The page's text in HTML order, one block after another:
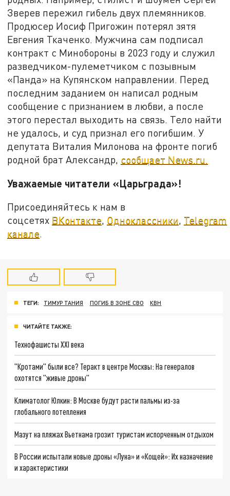
Зверев пережил гибель двух племянников.
Продюсер Иосиф Пригожин потерял зятя
Евгения Ткаченко. Мужчина сам подписал
контракт с Минобороны в 2023 году и служил
разведчиком-пулеметчиком с позывным
«Панда» на Купянском направлении. Перед
последним заданием он написал родным
сообщение с признанием в любви, а после
этого перестал выходить на связь. Тело найти
не удалось, и суд признал его погибшим. У
депутата Виталия Милонова на фронте погиб
родной брат Александр, сообщает News.ru.
Уважаемые читатели «Царьграда»!
Присоединяйтесь к нам в
соцсетях ВКонтакте, Одноклассники, Telegram
канале.
ТЕГИ: ТИМУР ТАНИЯ ПОГИБ В ЗОНЕ СВО КВН
ЧИТАЙТЕ ТАКЖЕ:
Технофашисты XXI века
"Кротами" были все? Теракт в центре Москвы: На генералов
охотятся "живые дроны"
Климатолог Юлкин: В Москве будут расти пальмы из-за
глобального потепления
Мазут на пляжах Вьетнама грозит туристам испорченным отдыхом
В России испытали новые дроны «Луна» и «Кощей»: Их назначение
и характеристики